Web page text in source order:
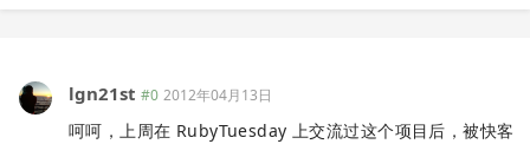
lgn21st #0 2012年04月13日
呵呵，上周在 RubyTuesday 上交流过这个项目后，被快客